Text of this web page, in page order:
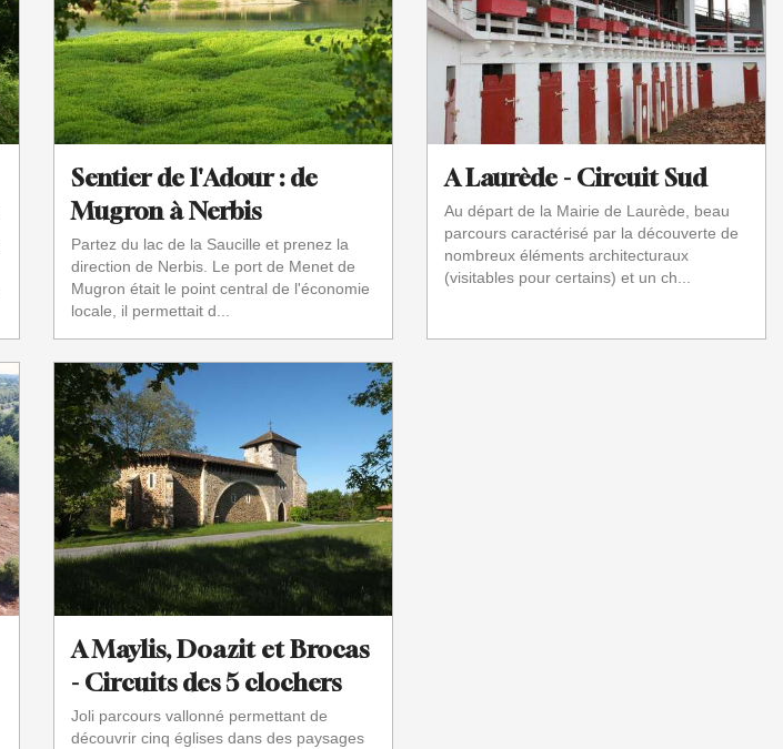
Sentier de l'Adour : de
Mugron à Nerbis
Partez du lac de la Saucille et prenez la
direction de Nerbis. Le port de Menet de
Mugron était le point central de l'économie
locale, il permettait d...
A Laurède - Circuit Sud
Au départ de la Mairie de Laurède, beau
parcours caractérisé par la découverte de
nombreux éléments architecturaux
(visitables pour certains) et un ch...
A Maylis, Doazit et Brocas
- Circuits des 5 clochers
Joli parcours vallonné permettant de
découvrir cinq églises dans des paysages